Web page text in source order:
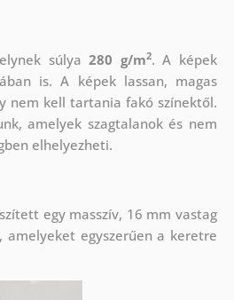
súlya280 g/m2. A képek
is. A képek lassan, magas
nem kell tartania fakó színektől.
amelyek szagtalanok és nem
elhelyezheti.
egy masszív, 16 mm vastag
egyszerűen a keretre